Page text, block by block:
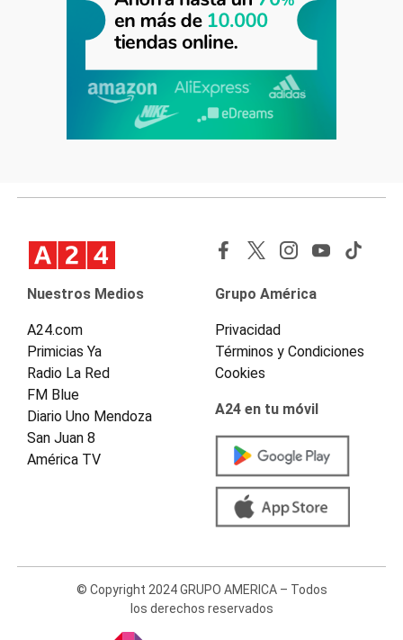
Nuestros Medios
A24.com
Primicias Ya
Radio La Red
FM Blue
Diario Uno Mendoza
San Juan 8
América TV
Grupo América
Privacidad
Términos y Condiciones
Cookies
A24 en tu móvil
© Copyright 2024 GRUPO AMERICA – Todos
los derechos reservados